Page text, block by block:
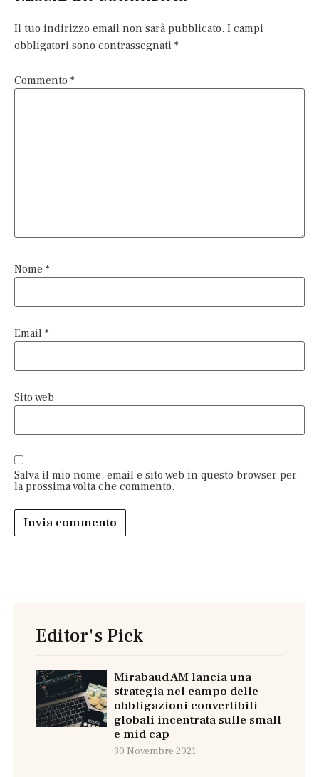
Il tuo indirizzo email non sarà pubblicato. I campi
obbligatori sono contrassegnati *
Commento *
Nome *
Email *
Sito web
Salva il mio nome, email e sito web in questo browser per
la prossima volta che commento.
Editor's Pick
Mirabaud AM lancia una
strategia nel campo delle
obbligazioni convertibili
globali incentrata sulle small
e mid cap
30 Novembre 2021